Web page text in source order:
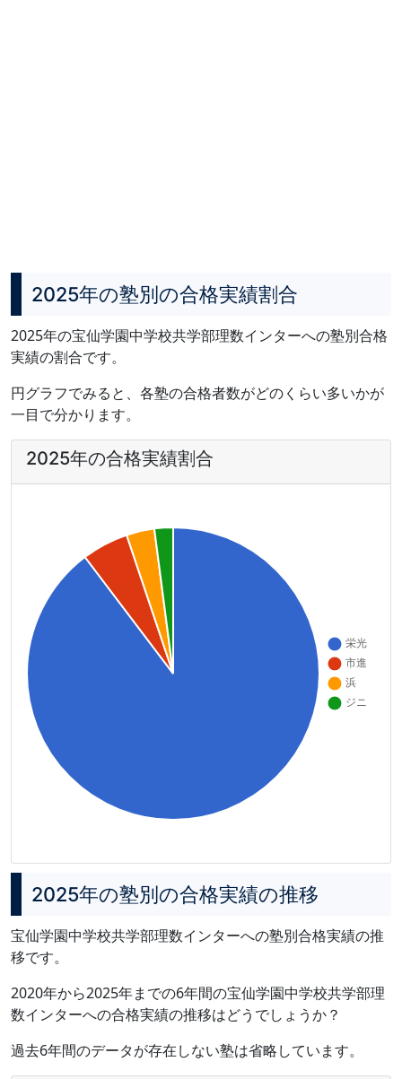
2025年の塾別の合格実績割合
2025年の宝仙学園中学校共学部理数インターへの塾別合格
実績の割合です。
円グラフでみると、各塾の合格者数がどのくらい多いかが
一目で分かります。
2025年の合格実績割合
2025年の塾別の合格実績の推移
宝仙学園中学校共学部理数インターへの塾別合格実績の推
移です。
2020年から2025年までの6年間の宝仙学園中学校共学部理
数インターへの合格実績の推移はどうでしょうか？
過去6年間のデータが存在しない塾は省略しています。